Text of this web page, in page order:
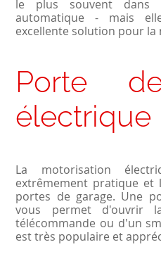
le plus souvent dans
automatique - mais
excellente solution pour la
Porte
électrique
La motorisation
extrêmement pratique
portes de garage. Une
vous permet d'ouvrir
télécommande ou d'un
est très populaire et